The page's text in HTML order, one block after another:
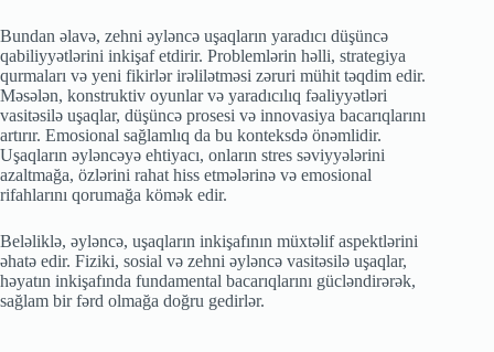
Bundan əlavə, zehni əyləncə uşaqların yaradıcı düşüncə
qabiliyyətlərini inkişaf etdirir. Problemlərin həlli, strategiya
qurmaları və yeni fikirlər irəlilətməsi zəruri mühit təqdim edir.
Məsələn, konstruktiv oyunlar və yaradıcılıq fəaliyyətləri
vasitəsilə uşaqlar, düşüncə prosesi və innovasiya bacarıqlarını
artırır. Emosional sağlamlıq da bu konteksdə önəmlidir.
Uşaqların əyləncəyə ehtiyacı, onların stres səviyyələrini
azaltmağa, özlərini rahat hiss etmələrinə və emosional
rifahlarını qorumağa kömək edir.
Beləliklə, əyləncə, uşaqların inkişafının müxtəlif aspektlərini
əhatə edir. Fiziki, sosial və zehni əyləncə vasitəsilə uşaqlar,
həyatın inkişafında fundamental bacarıqlarını gücləndirərək,
sağlam bir fərd olmağa doğru gedirlər.